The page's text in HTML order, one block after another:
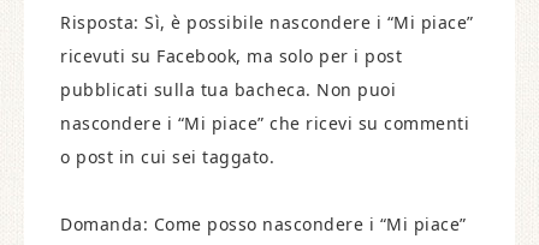
Risposta: Sì, è possibile nascondere i “Mi piace”
ricevuti su Facebook, ma solo per i post
pubblicati sulla tua bacheca. Non puoi
nascondere i “Mi piace” che ricevi su commenti
o post in cui sei taggato.
Domanda: Come posso nascondere i “Mi piace”